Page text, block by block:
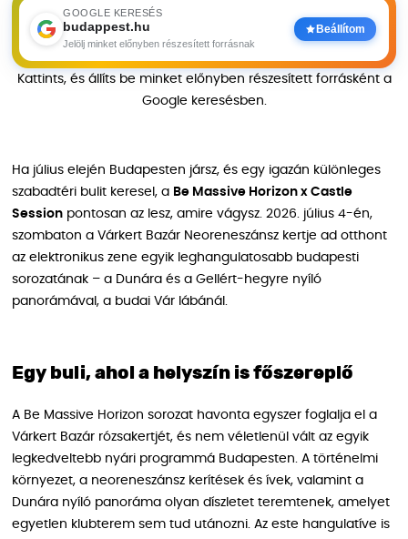
GOOGLE KERESÉS
budappest.hu
Jelölj minket előnyben részesített forrásnak
Beállítom
Kattints, és állíts be minket előnyben részesített forrásként a
Google keresésben.
Ha július elején Budapesten jársz, és egy igazán különleges
szabadtéri bulit keresel, a Be Massive Horizon x Castle
Session pontosan az lesz, amire vágysz. 2026. július 4-én,
szombaton a Várkert Bazár Neoreneszánsz kertje ad otthont
az elektronikus zene egyik leghangulatosabb budapesti
sorozatának – a Dunára és a Gellért-hegyre nyíló
panorámával, a budai Vár lábánál.
Egy buli, ahol a helyszín is főszereplő
A Be Massive Horizon sorozat havonta egyszer foglalja el a
Várkert Bazár rózsakertjét, és nem véletlenül vált az egyik
legkedveltebb nyári programmá Budapesten. A történelmi
környezet, a neoreneszánsz kerítések és ívek, valamint a
Dunára nyíló panoráma olyan díszletet teremtenek, amelyet
egyetlen klubterem sem tud utánozni. Az este hangulatíve is